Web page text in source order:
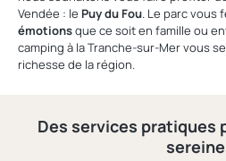
Vendée : le Puy du Fou. Le parc vous
émotionsque ce soit en famille ou
camping à la Tranche-sur-Mer vous
richesse de la région.
Des services pratiques